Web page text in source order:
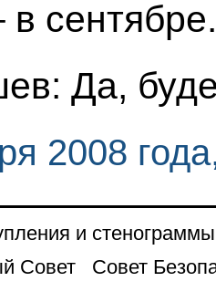
в
Да,
2008
и стенограммы
Совет
Совет